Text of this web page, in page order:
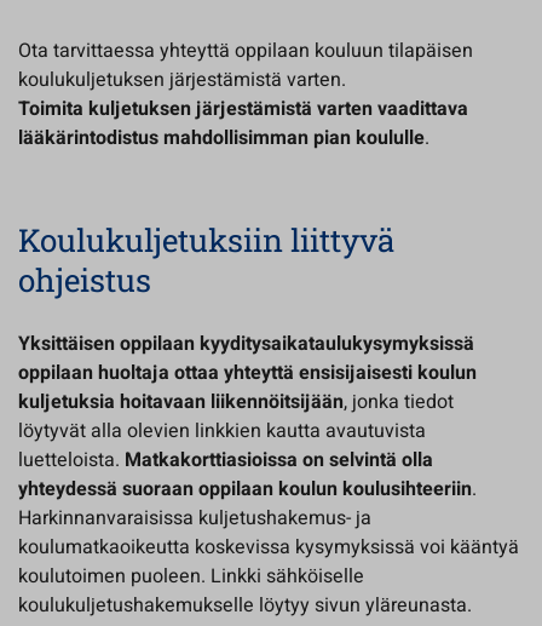
Ota tarvittaessa yhteyttä oppilaan kouluun tilapäisen
koulukuljetuksen järjestämistä varten.
Toimita kuljetuksen järjestämistä varten vaadittava
lääkärintodistus mahdollisimman pian koululle.
Koulukuljetuksiin liittyvä
ohjeistus
Yksittäisen oppilaan kyyditysaikataulukysymyksissä
oppilaan huoltaja ottaa yhteyttä ensisijaisesti koulun
kuljetuksia hoitavaan liikennöitsijään, jonka tiedot
löytyvät alla olevien linkkien kautta avautuvista
luetteloista. Matkakorttiasioissa on selvintä olla
yhteydessä suoraan oppilaan koulun koulusihteeriin.
Harkinnanvaraisissa kuljetushakemus- ja
koulumatkaoikeutta koskevissa kysymyksissä voi kääntyä
koulutoimen puoleen. Linkki sähköiselle
koulukuljetushakemukselle löytyy sivun yläreunasta.